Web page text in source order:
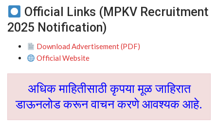
Official Links (MPKV Recruitment
2025 Notification)
Download Advertisement (PDF)
Official Website
अधिक माहितीसाठी कृपया मूळ जाहिरात
डाऊनलोड करून वाचन करणे आवश्यक आहे.